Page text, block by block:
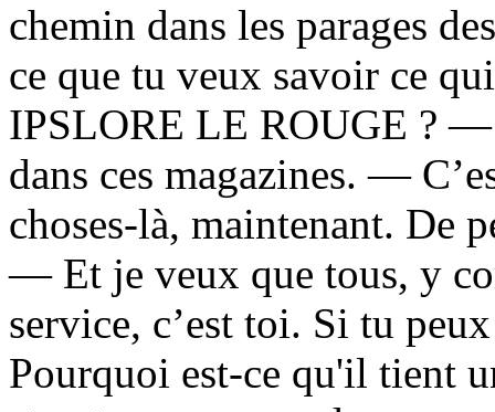
chemin dans les parages
ce que tu veux savoir ce
IPSLORE LE ROUGE ? —
dans ces magazines. —
choses-là, maintenant. De
— Et je veux que tous, y
service, c’est toi. Si tu
Pourquoi est-ce qu'il tient